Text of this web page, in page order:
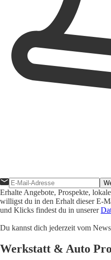
Erhalte Angebote, Prospekte,
willigst du in den Erhalt dieser E-
und Klicks findest du in unserer
Du kannst dich jederzeit vom
Werkstatt & Auto